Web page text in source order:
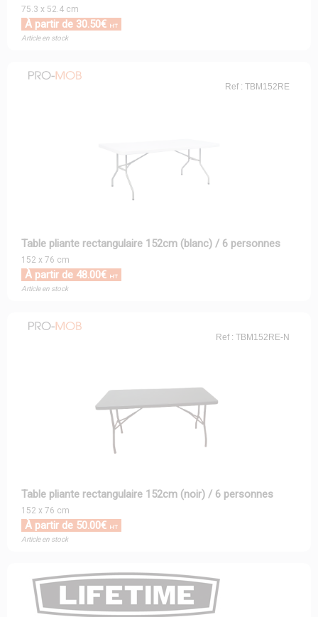
75.3 x 52.4 cm
À partir de 30.50€ HT
Article en stock
Ref : TBM152RE
Table pliante rectangulaire 152cm (blanc) / 6 personnes
152 x 76 cm
À partir de 48.00€ HT
Article en stock
Ref : TBM152RE-N
Table pliante rectangulaire 152cm (noir) / 6 personnes
152 x 76 cm
À partir de 50.00€ HT
Article en stock